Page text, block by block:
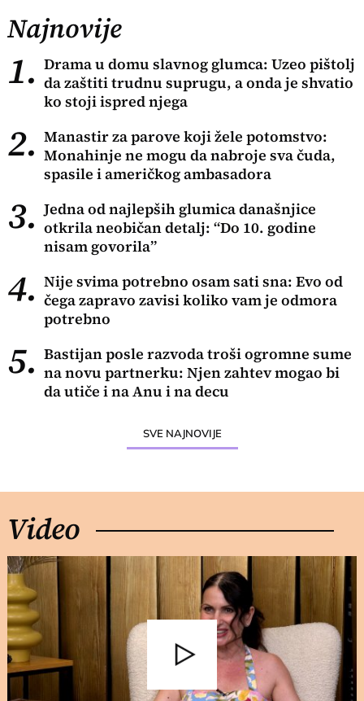
Najnovije
1. Drama u domu slavnog glumca: Uzeo pištolj
da zaštiti trudnu suprugu, a onda je shvatio
ko stoji ispred njega
2. Manastir za parove koji žele potomstvo:
Monahinje ne mogu da nabroje sva čuda,
spasile i američkog ambasadora
3. Jedna od najlepših glumica današnjice
otkrila neobičan detalj: “Do 10. godine
nisam govorila”
4. Nije svima potrebno osam sati sna: Evo od
čega zapravo zavisi koliko vam je odmora
potrebno
5. Bastijan posle razvoda troši ogromne sume
na novu partnerku: Njen zahtev mogao bi
da utiče i na Anu i na decu
SVE NAJNOVIJE
Video